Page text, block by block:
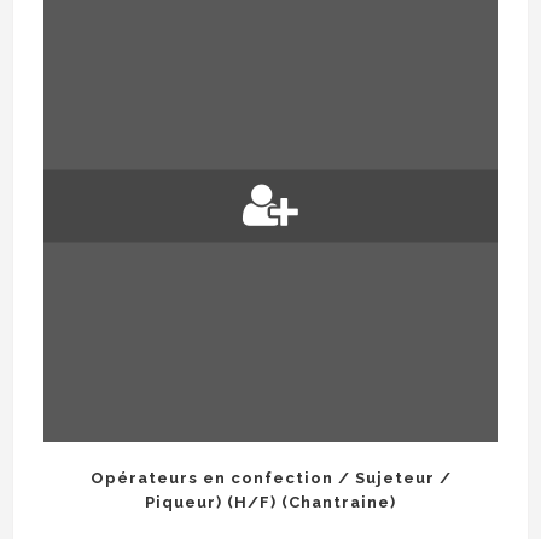
Opérateurs en confection / Sujeteur /
Piqueur) (H/F) (Chantraine)